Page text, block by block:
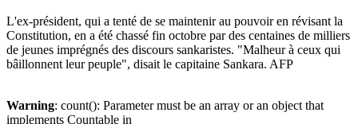
L'ex-président, qui a tenté de se maintenir au pouvoir en révisant la
Constitution, en a été chassé fin octobre par des centaines de milliers
de jeunes imprégnés des discours sankaristes. "Malheur à ceux qui
bâillonnent leur peuple", disait le capitaine Sankara. AFP
Warning: count(): Parameter must be an array or an object that
implements Countable in